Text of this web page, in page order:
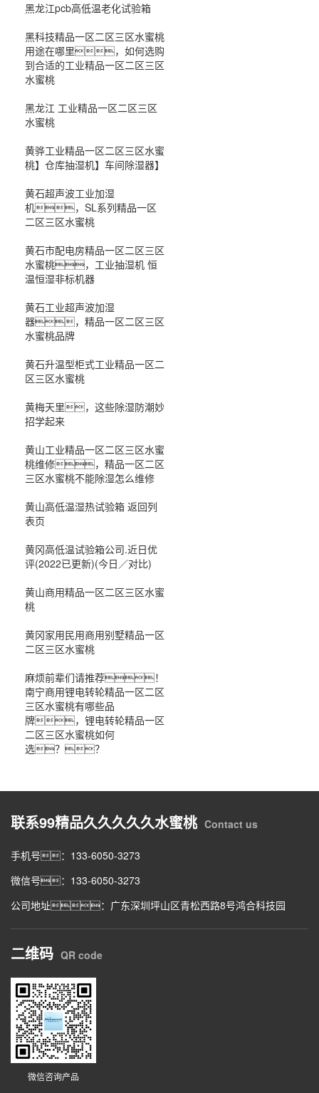
黑龙江pcb高低温老化试验箱
黑科技精品一区二区三区水蜜桃
用途在哪里，如何选购
到合适的工业精品一区二区三区
水蜜桃
黑龙江 工业精品一区二区三区
水蜜桃
黄骅工业精品一区二区三区水蜜
桃】仓库抽湿机】车间除湿器】
黄石超声波工业加湿
机，SL系列精品一区
二区三区水蜜桃
黄石市配电房精品一区二区三区
水蜜桃，工业抽湿机 恒
温恒湿非标机器
黄石工业超声波加湿
器，精品一区二区三区
水蜜桃品牌
黄石升温型柜式工业精品一区二
区三区水蜜桃
黄梅天里，这些除湿防潮妙
招学起来
黄山工业精品一区二区三区水蜜
桃维修，精品一区二区
三区水蜜桃不能除湿怎么维修
黄山高低温湿热试验箱 返回列
表页
黄冈高低温试验箱公司.近日优
评(2022已更新)(今日／对比)
黄山商用精品一区二区三区水蜜
桃
黄冈家用民用商用别墅精品一区
二区三区水蜜桃
麻烦前辈们请推荐！
南宁商用锂电转轮精品一区二区
三区水蜜桃有哪些品
牌，锂电转轮精品一区
二区三区水蜜桃如何
选？？
联系99精品久久久久久水蜜桃 Contact us
手机号：133-6050-3273
微信号：133-6050-3273
公司地址：广东深圳坪山区青松西路8号鸿合科技园
二维码 QR code
微信咨询产品